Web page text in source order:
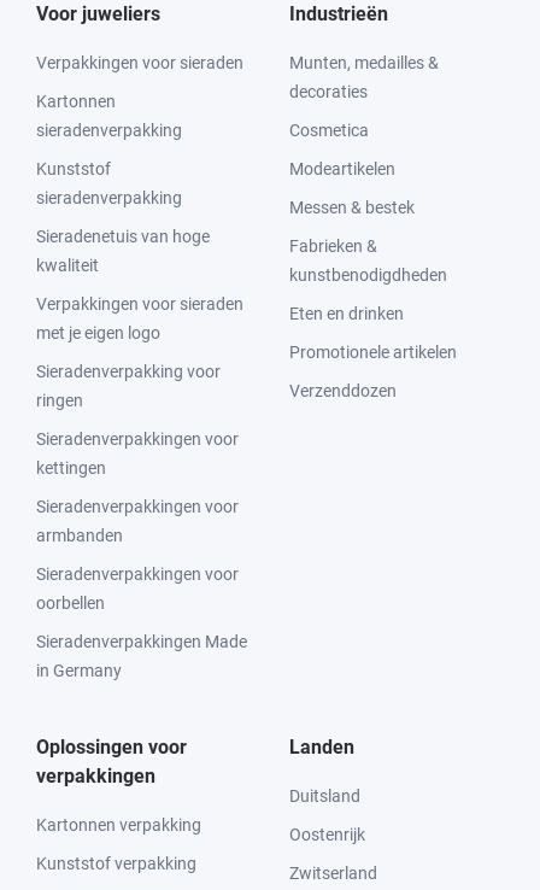
Voor juweliers
Verpakkingen voor sieraden
Kartonnen
sieradenverpakking
Kunststof
sieradenverpakking
Sieradenetuis van hoge
kwaliteit
Verpakkingen voor sieraden
met je eigen logo
Sieradenverpakking voor
ringen
Sieradenverpakkingen voor
kettingen
Sieradenverpakkingen voor
armbanden
Sieradenverpakkingen voor
oorbellen
Sieradenverpakkingen Made
in Germany
Industrieën
Munten, medailles &
decoraties
Cosmetica
Modeartikelen
Messen & bestek
Fabrieken &
kunstbenodigdheden
Eten en drinken
Promotionele artikelen
Verzenddozen
Oplossingen voor
verpakkingen
Kartonnen verpakking
Kunststof verpakking
Landen
Duitsland
Oostenrijk
Zwitserland